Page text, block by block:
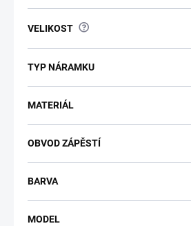
VELIKOST ?
TYP NÁRAMKU
MATERIÁL
OBVOD ZÁPĚSTÍ
BARVA
MODEL